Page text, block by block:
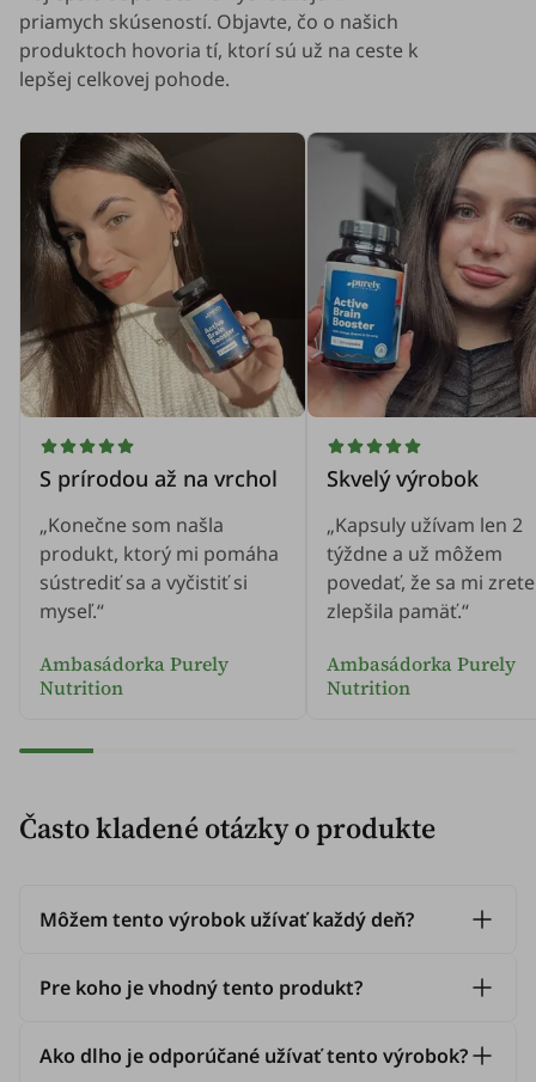
priamych skúseností. Objavte, čo o našich
produktoch hovoria tí, ktorí sú už na ceste k
lepšej celkovej pohode.
S prírodou až na vrchol
„Konečne som našla
produkt, ktorý mi pomáha
sústrediť sa a vyčistiť si
myseľ.“
Ambasádorka Purely
Nutrition
Skvelý výrobok
„Kapsuly užívam len 2
týždne a už môžem
povedať, že sa mi
zlepšila pamäť.“
Ambasádorka Purely
Nutrition
Často kladené otázky o produkte
Môžem tento výrobok užívať každý deň?
Pre koho je vhodný tento produkt?
Ako dlho je odporúčané užívať tento výrobok?